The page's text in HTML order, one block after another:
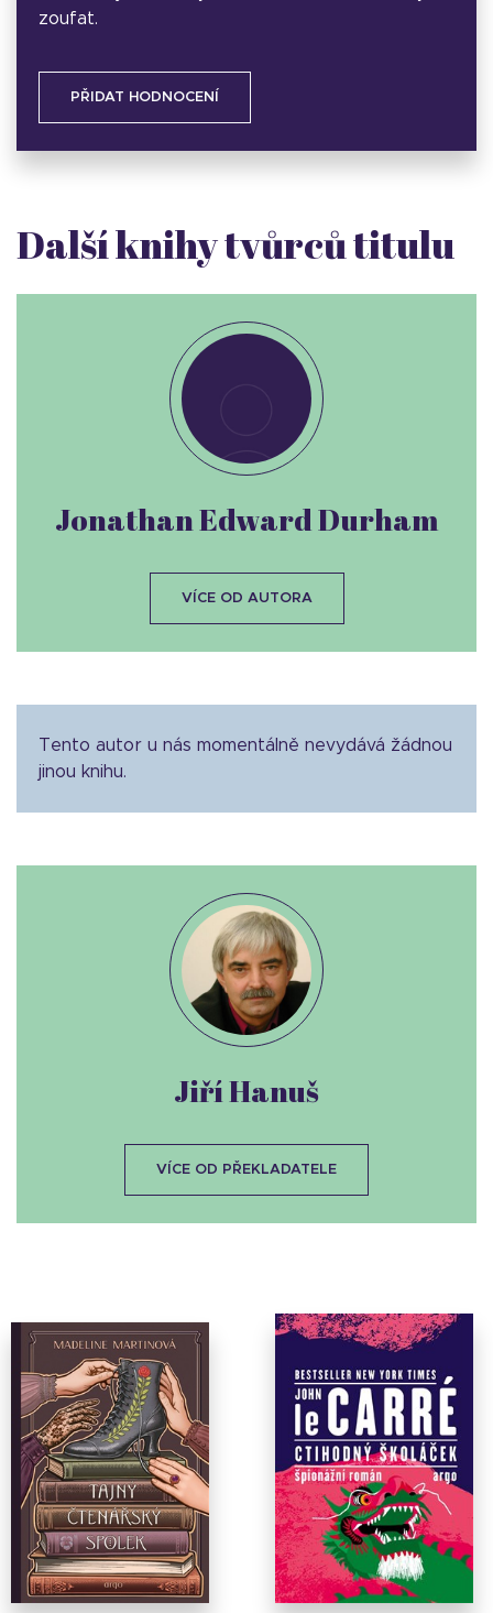
zoufat.
PŘIDAT HODNOCENÍ
Další knihy tvůrců titulu
Tento autor u nás momentálně nevydává žádnou
jinou knihu.
Jonathan Edward Durham
VÍCE OD AUTORA
Jiří Hanuš
VÍCE OD PŘEKLADATELE